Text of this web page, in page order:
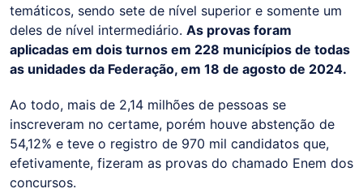
temáticos, sendo sete de nível superior e somente um
deles de nível intermediário. As provas foram
aplicadas em dois turnos em 228 municípios de todas
as unidades da Federação, em 18 de agosto de 2024.
Ao todo, mais de 2,14 milhões de pessoas se
inscreveram no certame, porém houve abstenção de
54,12% e teve o registro de 970 mil candidatos que,
efetivamente, fizeram as provas do chamado Enem dos
concursos.